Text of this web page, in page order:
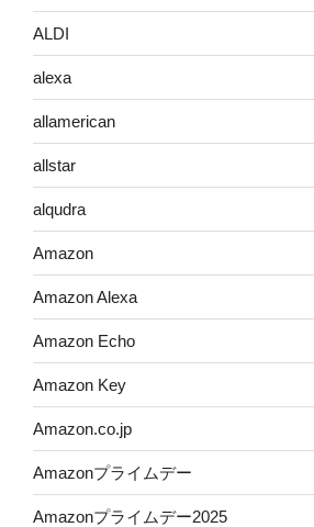
ALDI
alexa
allamerican
allstar
alqudra
Amazon
Amazon Alexa
Amazon Echo
Amazon Key
Amazon.co.jp
Amazonプライムデー
Amazonプライムデー2025